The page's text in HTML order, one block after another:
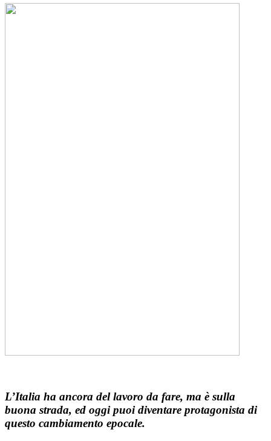
L’Italia ha ancora del lavoro da fare, ma è sulla
buona strada, ed oggi puoi diventare protagonista di
questo cambiamento epocale.